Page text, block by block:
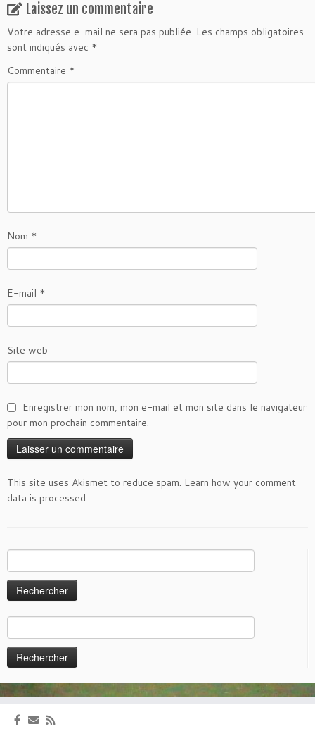
Laissez un commentaire
Votre adresse e-mail ne sera pas publiée. Les champs obligatoires
sont indiqués avec *
Commentaire *
Nom *
E-mail *
Site web
Enregistrer mon nom, mon e-mail et mon site dans le navigateur
pour mon prochain commentaire.
This site uses Akismet to reduce spam. Learn how your comment
data is processed.